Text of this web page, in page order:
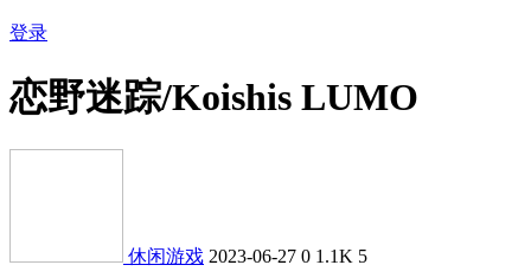
登录
恋野迷踪/Koishis LUMO
休闲游戏 2023-06-27 0 1.1K 5